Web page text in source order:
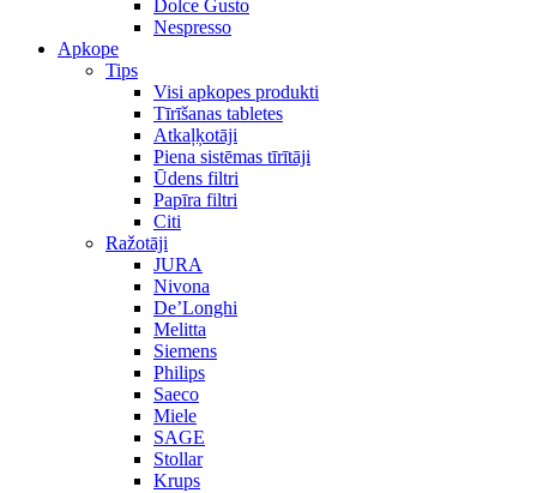
Dolce Gusto
Nespresso
Apkope
Tips
Visi apkopes produkti
Tīrīšanas tabletes
Atkaļķotāji
Piena sistēmas tīrītāji
Ūdens filtri
Papīra filtri
Citi
Ražotāji
JURA
Nivona
De’Longhi
Melitta
Siemens
Philips
Saeco
Miele
SAGE
Stollar
Krups